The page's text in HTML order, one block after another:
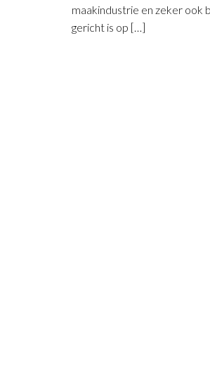
maakindustrie en zeker ook
gericht is op […]